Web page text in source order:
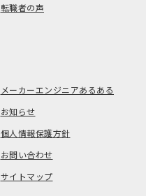
転職者の声
メーカーエンジニアあるある
お知らせ
個人情報保護方針
お問い合わせ
サイトマップ